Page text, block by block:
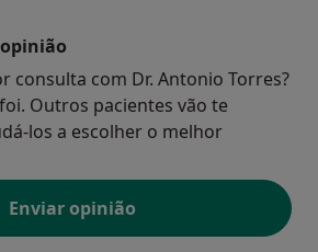
consulta com Dr. Antonio Torres?
Outros pacientes vão te
los a escolher o melhor
Enviar opinião